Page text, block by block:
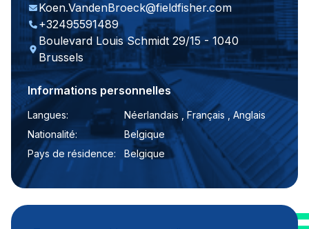
Koen.VandenBroeck@fieldfisher.com
+32495591489
Boulevard Louis Schmidt 29/15 - 1040
Brussels
Informations personnelles
Langues:
Néerlandais , Français , Anglais
Nationalité:
Belgique
Pays de résidence:
Belgique